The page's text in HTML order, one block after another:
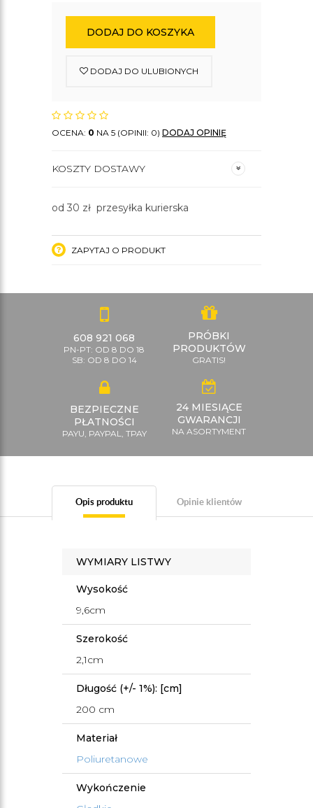
DODAJ DO KOSZYKA
DODAJ DO ULUBIONYCH
OCENA: 0 NA 5 (OPINII: 0) DODAJ OPINIĘ
KOSZTY DOSTAWY
od 30 zł przesyłka kurierska
ZAPYTAJ O PRODUKT
608 921 068
PN-PT: OD 8 DO 18
SB: OD 8 DO 14
PRÓBKI
PRODUKTÓW
GRATIS!
BEZPIECZNE
PŁATNOŚCI
PAYU, PAYPAL, TPAY
24 MIESIĄCE
GWARANCJI
NA ASORTYMENT
Opis produktu Opinie klientów
WYMIARY LISTWY
Wysokość
9,6cm
Szerokość
2,1cm
Długość (+/- 1%): [cm]
200 cm
Materiał
Poliuretanowe
Wykończenie